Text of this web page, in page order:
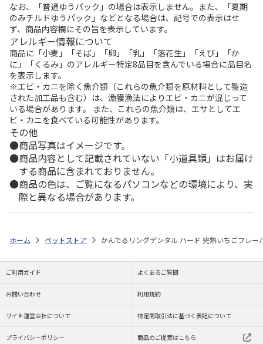
なお、「普通ゆうパック」の場合は表示しません。また、「夏期
のみチルドゆうパック」などとなる場合は、記号での表示はせ
ず、商品内容欄にその旨を表示しています。
アレルギー情報について
商品に「小麦」「そば」「卵」「乳」「落花生」「えび」「か
に」「くるみ」のアレルギー特定8品目を含んでいる場合に品目名
を表示します。
※エビ・カニを除く魚介類（これらの魚介類を原材料として製造
された加工品も含む）は、漁獲漁法によりエビ・カニが混じって
いる場合があります。 また、これらの魚介類は、エサとしてエ
ビ・カニを食べている可能性があります。
その他
商品写真はイメージです。
商品内容として記載されていない「小道具類」はお届け
する商品に含まれておりません。
商品の色は、ご覧になるパソコンなどの環境により、実
際と異なる場合があります。
ホーム ペットストア かんでるリングデンタル ハード 完熟いちごフレー
ご利用ガイド よくあるご質問
お問い合わせ 利用規約
サイト運営会社について 特定商取引法に基づく表記について
プライバシーポリシー 商品のご提案はこちら